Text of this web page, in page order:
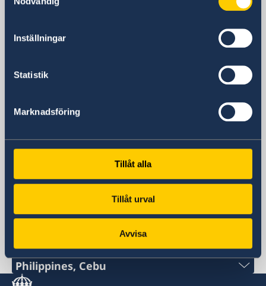
Inställningar
Statistik
Marknadsföring
Tillåt alla
Tillåt urval
Avvisa
Metro Manila, Philippines
11th Floor, DelRosarioLaw Centre
21st Drive corner 20th Drive, Bonifacio
Metro Manila, Philippines
+63 (02) 8 811 7900
+63 (02) 8 811 7940
Email
ambassaden.manila@gov.se
ambassaden.manila-konsulart@gov.se
Swedish consulate
Philippines, Cebu
Phone